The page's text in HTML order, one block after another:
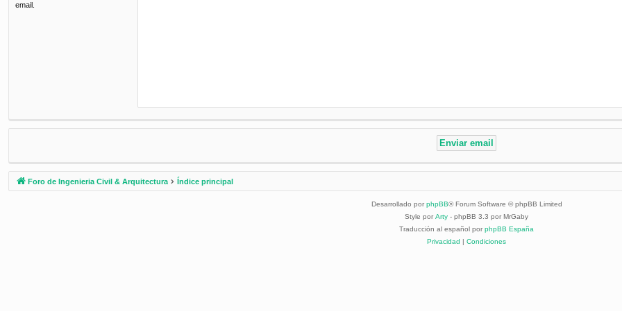
email.
Foro de Ingenieria Civil & Arquitectura Índice principal
Desarrollado por phpBB® Forum Software © phpBB Limited
Style por Arty - phpBB 3.3 por MrGaby
Traducción al español por phpBB España
Privacidad | Condiciones